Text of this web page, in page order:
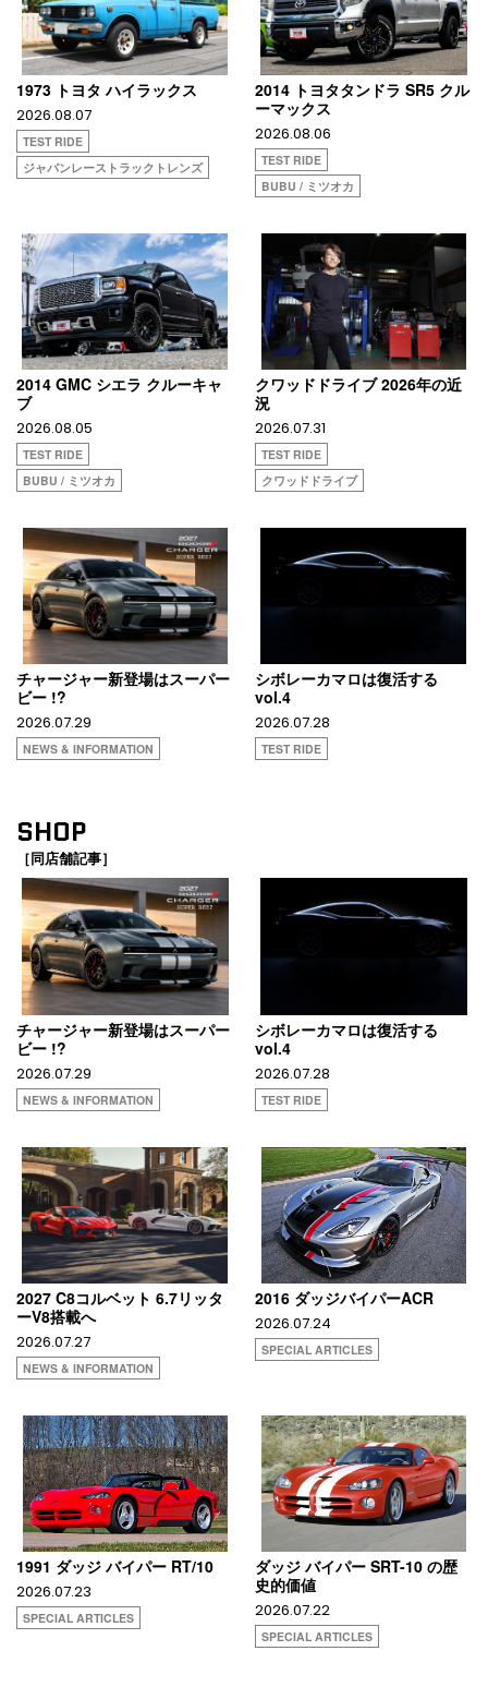
1973 トヨタ ハイラックス
2026.08.07
TEST RIDE
ジャパンレーストラックトレンズ
2014 トヨタタンドラ SR5 クル
ーマックス
2026.08.06
TEST RIDE
BUBU / ミツオカ
2014 GMC シエラ クルーキャ
ブ
2026.08.05
TEST RIDE
BUBU / ミツオカ
クワッドドライブ 2026年の近
況
2026.07.31
TEST RIDE
クワッドドライブ
チャージャー新登場はスーパー
ビー !?
2026.07.29
NEWS & INFORMATION
シボレーカマロは復活する
vol.4
2026.07.28
TEST RIDE
SHOP
［同店舗記事］
チャージャー新登場はスーパー
ビー !?
2026.07.29
NEWS & INFORMATION
シボレーカマロは復活する
vol.4
2026.07.28
TEST RIDE
2027 C8コルベット 6.7リッタ
ーV8搭載へ
2026.07.27
NEWS & INFORMATION
2016 ダッジバイパーACR
2026.07.24
SPECIAL ARTICLES
1991 ダッジ バイパー RT/10
2026.07.23
SPECIAL ARTICLES
ダッジ バイパー SRT-10 の歴
史的価値
2026.07.22
SPECIAL ARTICLES